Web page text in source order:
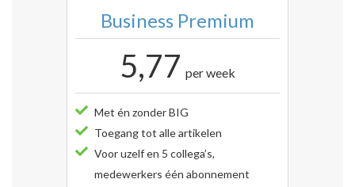
Business Premium
5,77 per week
Met én zonder BIG
Toegang tot alle artikelen
Voor uzelf en 5 collega’s,
medewerkers één abonnement